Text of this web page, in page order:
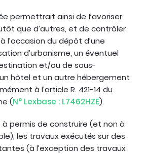
permettrait ainsi de favoriser
que d’autres, et de contrôler
l’occasion du dépôt d’une
d’urbanisme, un éventuel
et/ou de sous-
hôtel et un autre hébergement
à l’article R. 421-14 du
(N° Lexbase : L7462HZE).
permis de construire (et non à
les travaux exécutés sur des
(à l’exception des travaux